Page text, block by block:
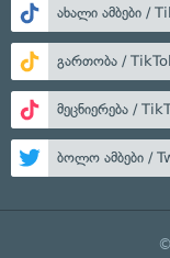
ახალი ამბები /
გართობა /
მეცნიერება /
ბოლო ამბები /